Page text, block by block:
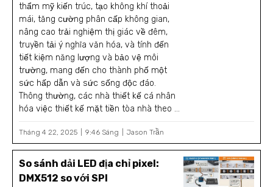
thẩm mỹ kiến trúc, tạo không khí thoải
mái, tăng cường phân cấp không gian,
nâng cao trải nghiệm thị giác về đêm,
truyền tải ý nghĩa văn hóa, và tính đến
tiết kiệm năng lượng và bảo vệ môi
trường, mang đến cho thành phố một
sức hấp dẫn và sức sống độc đáo.
Thông thường, các nhà thiết kế cá nhân
hóa việc thiết kế mặt tiền tòa nhà theo ...
Tháng 4 22, 2025 9:46 Sáng Jason Trần
So sánh dải LED địa chỉ pixel:
DMX512 so với SPI